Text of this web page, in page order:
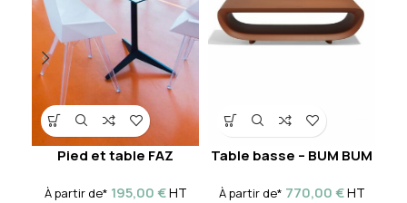
Pied et table FAZ
À partir de* 195,00€HT
Table basse – BUM BUM
À partir de* 770,00€HT